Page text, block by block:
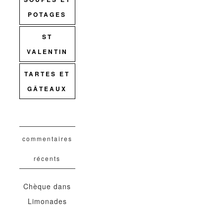
POTAGES
ST
VALENTIN
TARTES ET
GÂTEAUX
commentaires
récents
Chèque dans
Limonades